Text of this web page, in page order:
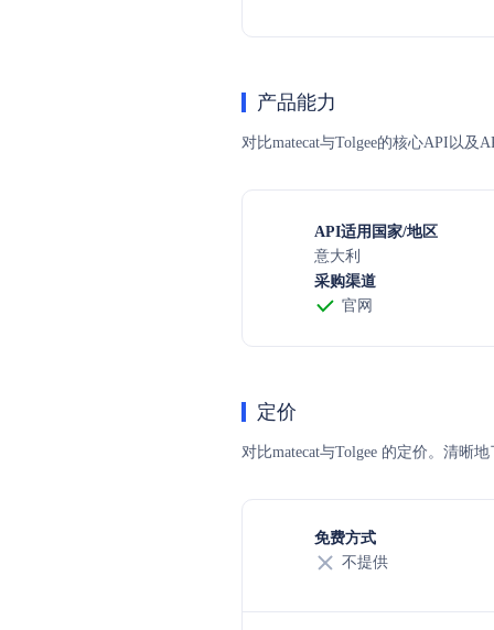
产品能力
对比matecat与Tolgee的核心API以
API适用国家/地区
意大利
采购渠道
官网
定价
对比matecat与Tolgee 的定价。清晰
免费方式
不提供